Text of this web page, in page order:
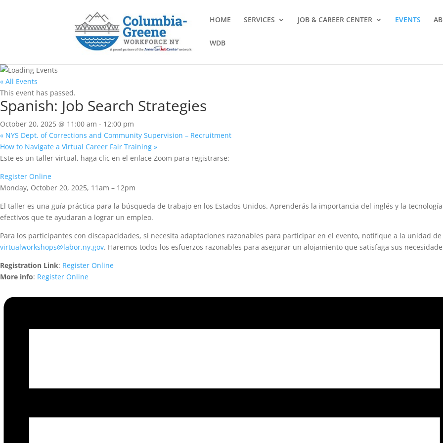
HOME SERVICES JOB & CAREER CENTER EVENTS
WDB
« All Events
This event has passed.
Spanish: Job Search Strategies
October 20, 2025 @ 11:00 am - 12:00 pm
« NYS Dept. of Corrections and Community Supervision – Recruitment
How to Navigate a Virtual Career Fair Training »
Este es un taller virtual, haga clic en el enlace Zoom para registrarse:
Register Online
Monday, October 20, 2025, 11am – 12pm
El taller es una guía práctica para la búsqueda de trabajo en los Estados Unidos. Aprenderás la importancia del inglés y la
efectivos que te ayudaran a lograr un empleo.
Para los participantes con discapacidades, si necesita adaptaciones razonables para participar en el evento, notifique a la unidad
virtualworkshops@labor.ny.gov. Haremos todos los esfuerzos razonables para asegurar un alojamiento que satisfaga sus
Registration Link: Register Online
More info: Register Online